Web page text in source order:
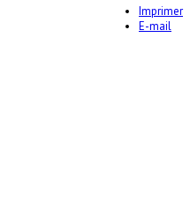
Imprimer
E-mail